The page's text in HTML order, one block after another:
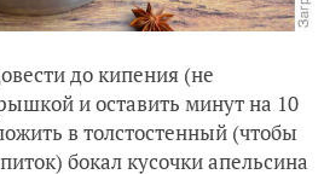
до кипения (не
и оставить минут на 10
в толстостенный (чтобы
бокал кусочки апельсина